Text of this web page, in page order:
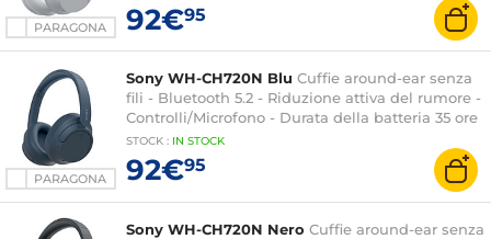
PARAGONA 92€95
PARAGONA
Sony WH-CH720N Blu Cuffie around-ear senza
fili - Bluetooth 5.2 - Riduzione attiva del rumore -
Controlli/Microfono - Durata della batteria 35 ore
STOCK : IN STOCK
92€95
Sony WH-CH720N Nero Cuffie around-ear senza